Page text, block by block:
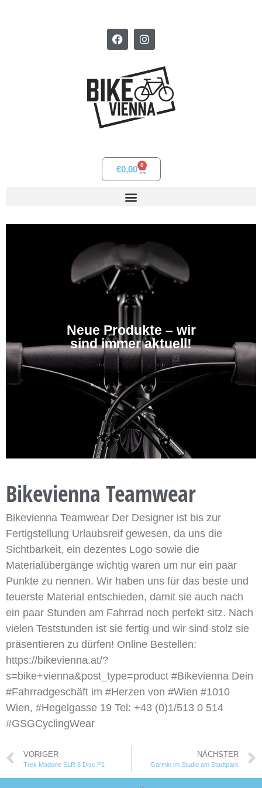
€0,00 0
Neue Produkte – wir
sind immer aktuell!
Bikevienna Teamwear
Bikevienna Teamwear Der Designer ist bis zur
Fertigstellung Urlaubsreif gewesen, da uns die
Sichtbarkeit, ein dezentes Logo sowie die
Materialübergänge wichtig waren um nur ein paar
Punkte zu nennen. Wir haben uns für das beste und
teuerste Material entschieden, damit sie auch nach
ein paar Stunden am Fahrrad noch perfekt sitz. Nach
vielen Teststunden ist sie fertig und wir sind stolz sie
präsentieren zu dürfen! Online Bestellen:
https://bikevienna.at/?
s=bike+vienna&post_type=product #Bikevienna Dein
#Fahrradgeschäft im #Herzen von #Wien #1010
Wien, #Hegelgasse 19 Tel: +43 (0)1/513 0 514
#GSGCyclingWear
VORIGER
Trek Madone SLR 8 Disc P1
NÄCHSTER
Garmin im Studio am Stadtpark